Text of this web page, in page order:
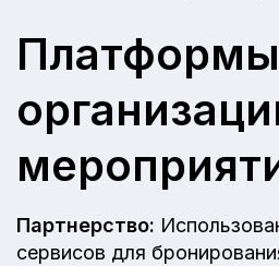
Партнерство:
сервисов для